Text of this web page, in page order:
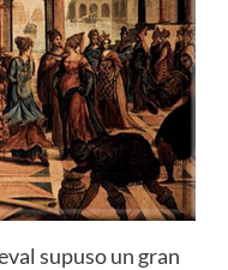
supuso un gran